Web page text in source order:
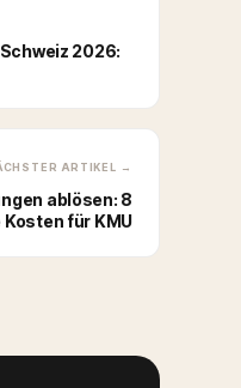
2026:
ARTIKEL →
ablösen: 8
für KMU